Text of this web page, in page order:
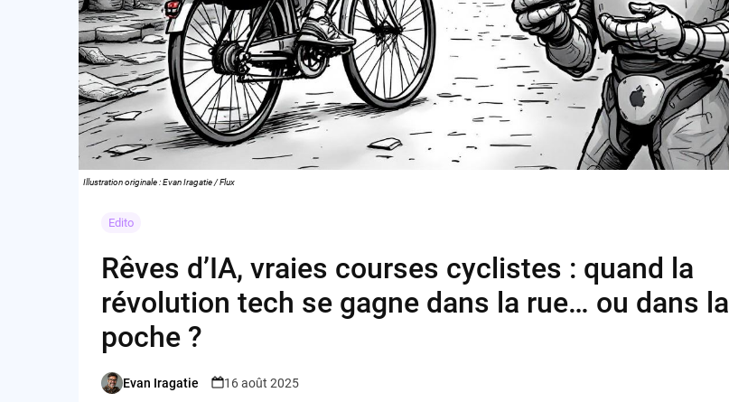
Illustration originale : Evan Iragatie / Flux
Edito
Rêves d’IA, vraies courses cyclistes : quand la
révolution tech se gagne dans la rue… ou dans la
poche ?
Posted
Evan Iragatie 16 août 2025